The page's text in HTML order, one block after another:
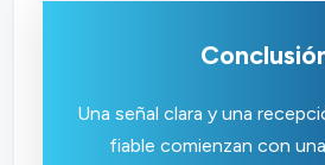
Una señal clara y una
fiable comienzan con